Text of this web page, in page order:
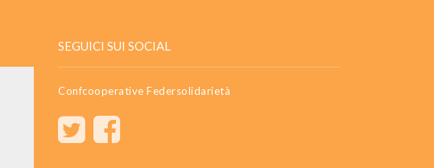
SEGUICI SUI SOCIAL
Confcooperative Federsolidarietà